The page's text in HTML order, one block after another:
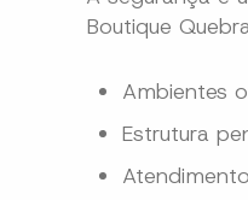
Boutique
Ambientes
Estrutura